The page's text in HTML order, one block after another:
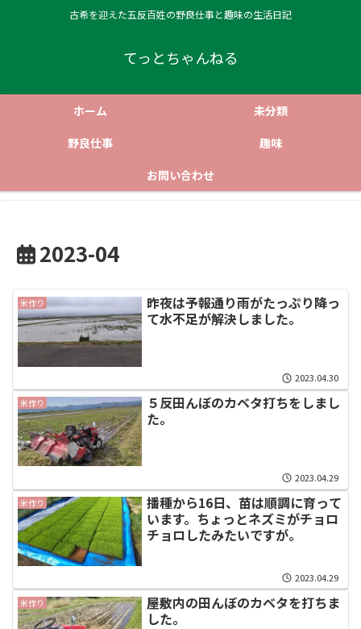
古希を迎えた五反百姓の野良仕事と趣味の生活日記
てっとちゃんねる
ホーム
未分類
野良仕事
趣味
お問い合わせ
2023-04
米作り
昨夜は予報通り雨がたっぷり降っ
て水不足が解決しました。
2023.04.30
米作り
５反田んぼのカベタ打ちをしまし
た。
2023.04.29
米作り
播種から16日、苗は順調に育って
います。ちょっとネズミがチョロ
チョロしたみたいですが。
2023.04.29
米作り
屋敷内の田んぼのカベタを打ちま
した。